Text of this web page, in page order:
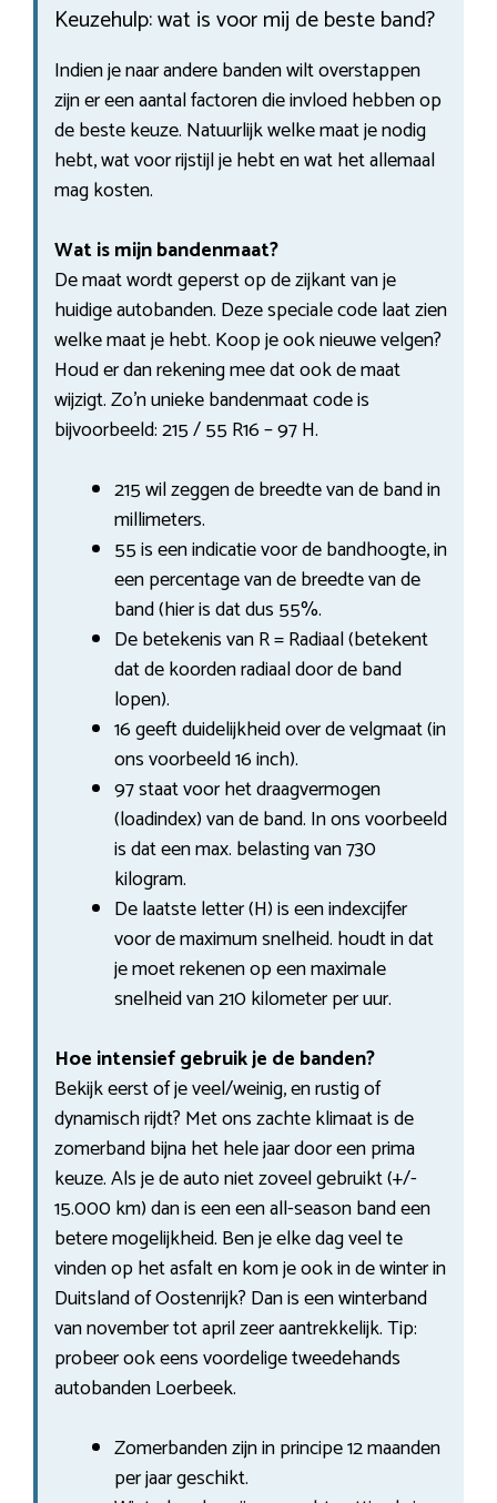
Keuzehulp: wat is voor mij de beste band?
Indien je naar andere banden wilt overstappen
zijn er een aantal factoren die invloed hebben op
de beste keuze. Natuurlijk welke maat je nodig
hebt, wat voor rijstijl je hebt en wat het allemaal
mag kosten.
Wat is mijn bandenmaat?
De maat wordt geperst op de zijkant van je
huidige autobanden. Deze speciale code laat zien
welke maat je hebt. Koop je ook nieuwe velgen?
Houd er dan rekening mee dat ook de maat
wijzigt. Zo’n unieke bandenmaat code is
bijvoorbeeld: 215 / 55 R16 – 97 H.
215 wil zeggen de breedte van de band in
millimeters.
55 is een indicatie voor de bandhoogte, in
een percentage van de breedte van de
band (hier is dat dus 55%.
De betekenis van R = Radiaal (betekent
dat de koorden radiaal door de band
lopen).
16 geeft duidelijkheid over de velgmaat (in
ons voorbeeld 16 inch).
97 staat voor het draagvermogen
(loadindex) van de band. In ons voorbeeld
is dat een max. belasting van 730
kilogram.
De laatste letter (H) is een indexcijfer
voor de maximum snelheid. houdt in dat
je moet rekenen op een maximale
snelheid van 210 kilometer per uur.
Hoe intensief gebruik je de banden?
Bekijk eerst of je veel/weinig, en rustig of
dynamisch rijdt? Met ons zachte klimaat is de
zomerband bijna het hele jaar door een prima
keuze. Als je de auto niet zoveel gebruikt (+/-
15.000 km) dan is een een all-season band een
betere mogelijkheid. Ben je elke dag veel te
vinden op het asfalt en kom je ook in de winter in
Duitsland of Oostenrijk? Dan is een winterband
van november tot april zeer aantrekkelijk. Tip:
probeer ook eens voordelige tweedehands
autobanden Loerbeek.
Zomerbanden zijn in principe 12 maanden
per jaar geschikt.